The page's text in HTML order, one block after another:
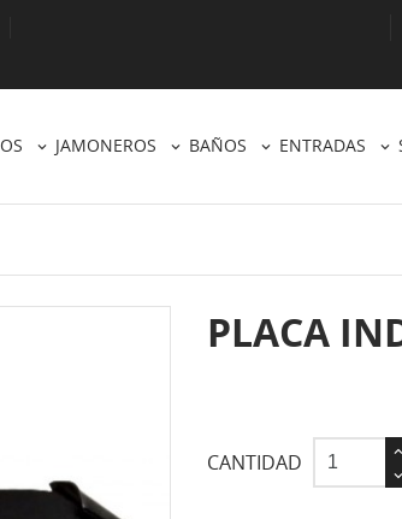
JAMONEROS BAÑOS ENTRADAS
PLACA
CANTIDAD